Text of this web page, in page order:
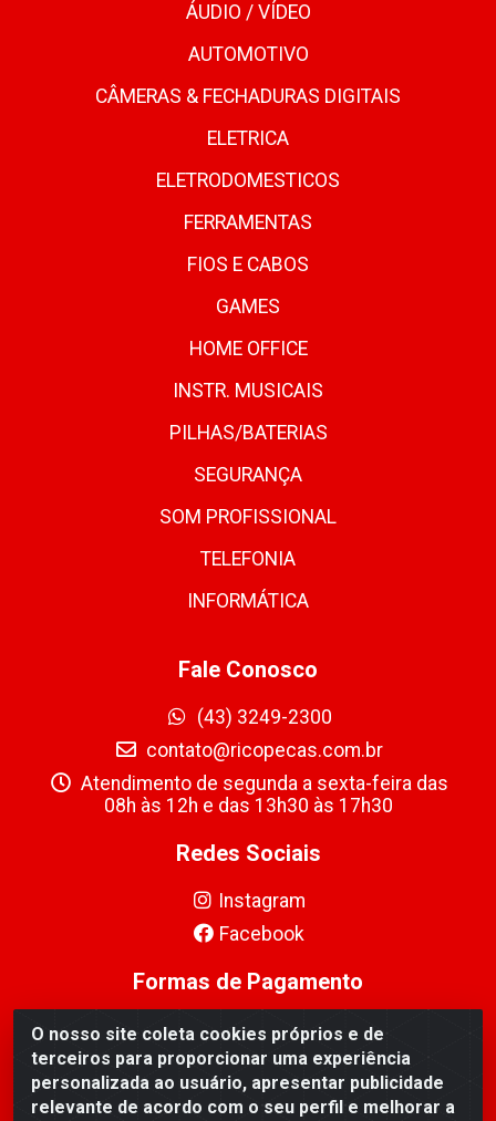
O nosso site coleta cookies próprios e de
terceiros para proporcionar uma experiência
personalizada ao usuário, apresentar publicidade
relevante de acordo com o seu perfil e melhorar a
ÁUDIO / VÍDEO
AUTOMOTIVO
CÂMERAS & FECHADURAS DIGITAIS
ELETRICA
ELETRODOMESTICOS
FERRAMENTAS
FIOS E CABOS
GAMES
HOME OFFICE
INSTR. MUSICAIS
PILHAS/BATERIAS
SEGURANÇA
SOM PROFISSIONAL
TELEFONIA
INFORMÁTICA
Fale Conosco
(43) 3249-2300
contato@ricopecas.com.br
Atendimento de segunda a sexta-feira das
08h às 12h e das 13h30 às 17h30
Redes Sociais
Instagram
Facebook
Formas de Pagamento
Ricopeças Comércio de componentes Eletrônicos Ltda -